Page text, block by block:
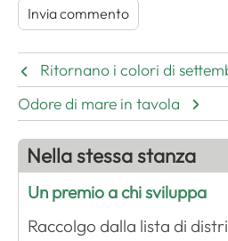
Ritornano i colori di
Odore di mare in tavola
Nella stessa stanza
Un premio a chi sviluppa
Raccolgo dalla lista di